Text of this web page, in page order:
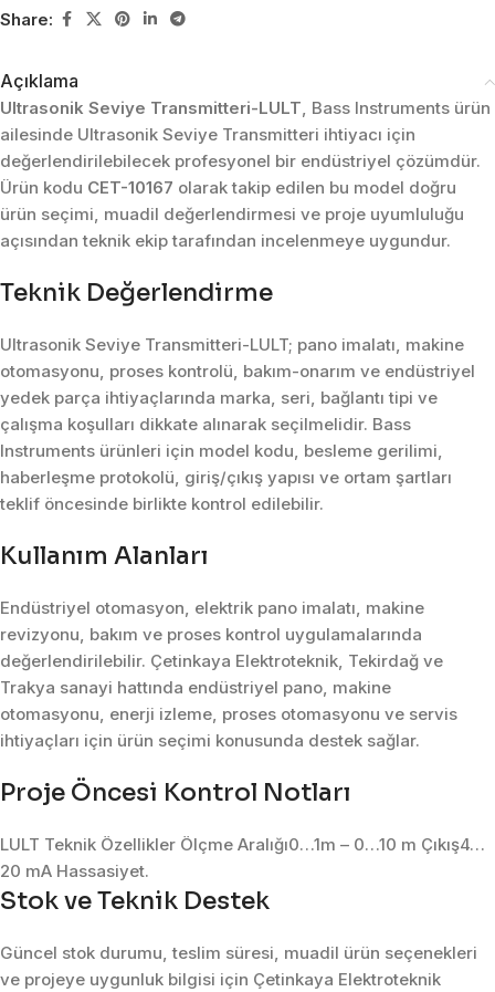
Share:
Açıklama
Ultrasonik Seviye Transmitteri-LULT, Bass Instruments ürün
ailesinde Ultrasonik Seviye Transmitteri ihtiyacı için
değerlendirilebilecek profesyonel bir endüstriyel çözümdür.
Ürün kodu CET-10167 olarak takip edilen bu model doğru
ürün seçimi, muadil değerlendirmesi ve proje uyumluluğu
açısından teknik ekip tarafından incelenmeye uygundur.
Teknik Değerlendirme
Ultrasonik Seviye Transmitteri-LULT; pano imalatı, makine
otomasyonu, proses kontrolü, bakım-onarım ve endüstriyel
yedek parça ihtiyaçlarında marka, seri, bağlantı tipi ve
çalışma koşulları dikkate alınarak seçilmelidir. Bass
Instruments ürünleri için model kodu, besleme gerilimi,
haberleşme protokolü, giriş/çıkış yapısı ve ortam şartları
teklif öncesinde birlikte kontrol edilebilir.
Kullanım Alanları
Endüstriyel otomasyon, elektrik pano imalatı, makine
revizyonu, bakım ve proses kontrol uygulamalarında
değerlendirilebilir. Çetinkaya Elektroteknik, Tekirdağ ve
Trakya sanayi hattında endüstriyel pano, makine
otomasyonu, enerji izleme, proses otomasyonu ve servis
ihtiyaçları için ürün seçimi konusunda destek sağlar.
Proje Öncesi Kontrol Notları
LULT Teknik Özellikler Ölçme Aralığı0…1m – 0…10 m Çıkış4…
20 mA Hassasiyet.
Stok ve Teknik Destek
Güncel stok durumu, teslim süresi, muadil ürün seçenekleri
ve projeye uygunluk bilgisi için Çetinkaya Elektroteknik